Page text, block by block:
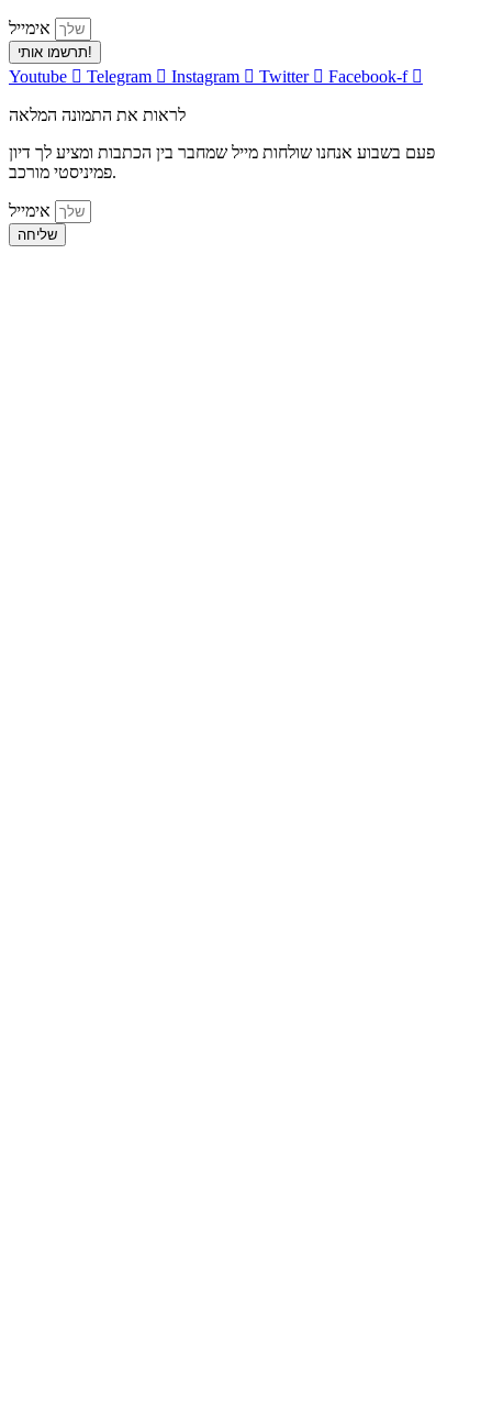
תרשמו אותי!
Youtube Telegram Instagram Twitter Facebook-f
לראות את התמונה המלאה
פעם בשבוע אנחנו שולחות מייל שמחבר בין הכתבות ומציע לך דיון
פמיניסטי מורכב.
שליחה